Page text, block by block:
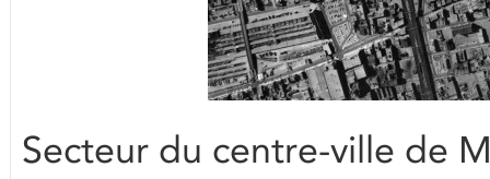
Secteur du centre-ville de